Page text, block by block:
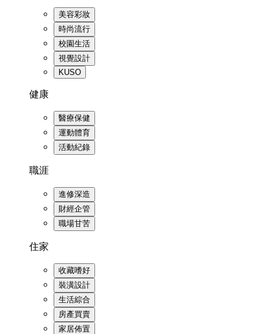
美容彩妝
時尚流行
校園生活
視覺設計
KUSO
健康
醫療保健
運動體育
活動紀錄
職涯
進修深造
財經企管
職場甘苦
住家
收藏嗜好
裝潢設計
生活綜合
房產買賣
家居佈置